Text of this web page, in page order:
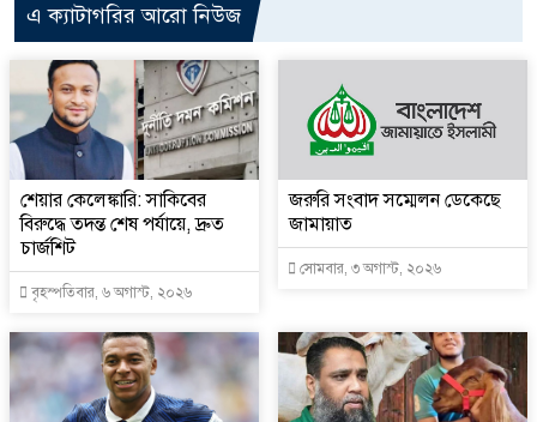
এ ক্যাটাগরির আরো নিউজ
শেয়ার কেলেঙ্কারি: সাকিবের
বিরুদ্ধে তদন্ত শেষ পর্যায়ে, দ্রুত
চার্জশিট
বৃহস্পতিবার, ৬ অগাস্ট, ২০২৬
জরুরি সংবাদ সম্মেলন ডেকেছে
জামায়াত
সোমবার, ৩ অগাস্ট, ২০২৬